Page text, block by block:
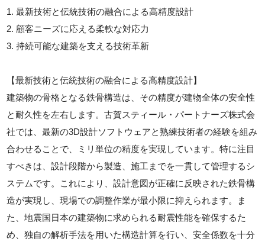
1. 最新技術と伝統技術の融合による高精度設計
2. 顧客ニーズに応える柔軟な対応力
3. 持続可能な建築を支える技術革新
【最新技術と伝統技術の融合による高精度設計】
建築物の骨格となる鉄骨構造は、その精度が建物全体の安全性
と耐久性を左右します。古賀スティール・パートナーズ株式会
社では、最新の3D設計ソフトウェアと熟練技術者の経験を組み
合わせることで、ミリ単位の精度を実現しています。特に注目
すべきは、設計段階から製造、施工までを一貫して管理するシ
ステムです。これにより、設計意図が正確に反映された鉄骨構
造が実現し、現場での調整作業が最小限に抑えられます。ま
た、地震国日本の建築物に求められる耐震性能を確保するた
め、独自の解析手法を用いた構造計算を行い、安全係数を十分